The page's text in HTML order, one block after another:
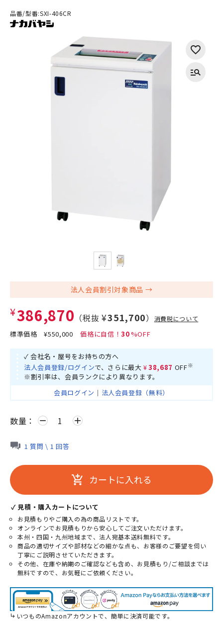
品番/型番:SXI-406CR
法人会員割引対象商品
¥386,870 （税抜 ¥351,700） 消費税について
標準価格¥550,000 30
✓ 会社名・屋号をお持ちの方へ
法人会員登録/ログインで、さらに最大 ¥38,687 OFF※
※割引率は、会員ランクにより異なります。
会員ログイン ｜ 法人会員登録（無料）
数量： remove add
1 質問 \ 1 回答
add_shopping_cart カートに入れる
✓ 見積・購入カートについて
お見積もりやご購入の為の商品リストです。
オンラインでお見積もりから安心してご注文いただけます。
本州・四国・九州地域まで、法人宛基本送料無料です。
商品の適切サイズや部材などの細かな点も、お客様のご要望を伺い
丁寧にご説明させていただきます。
その他、在庫や納期のご確認なども含め、お見積もり/ご相談までは
無料ですので、お気軽にご依頼ください。
いつものAmazonアカウントで、簡単に決済可能です。